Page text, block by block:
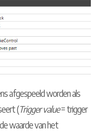
afgespeeld worden als
(Trigger value= trigger
waarde van het